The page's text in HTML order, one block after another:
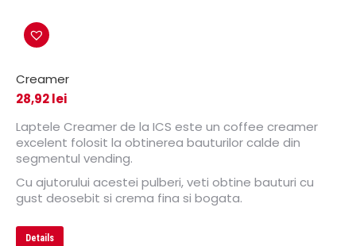
Creamer
28,92lei
Laptele Creamer de la ICS este un coffee creamer
excelent folosit la obtinerea bauturilor calde din
segmentul vending.
Cu ajutorului acestei pulberi, veti obtine bauturi cu
gust deosebit si crema fina si bogata.
Details